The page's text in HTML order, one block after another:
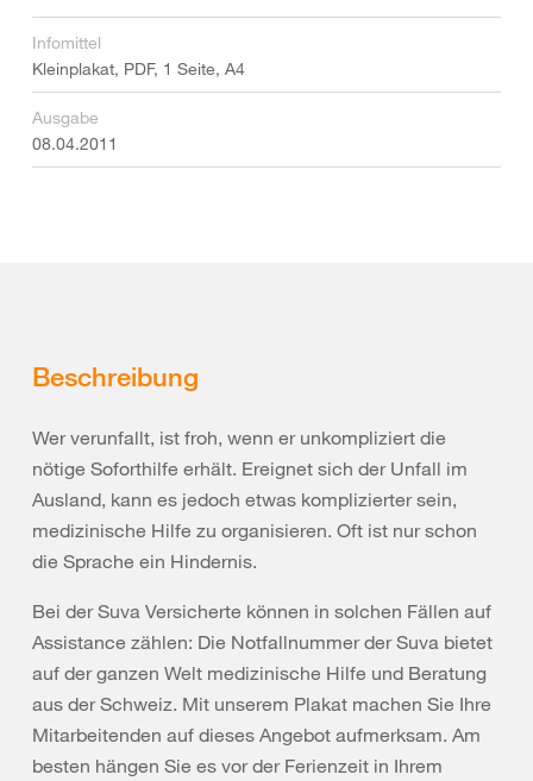
Infomittel
Kleinplakat, PDF, 1 Seite, A4
Ausgabe
08.04.2011
Beschreibung
Wer verunfallt, ist froh, wenn er unkompliziert die
nötige Soforthilfe erhält. Ereignet sich der Unfall im
Ausland, kann es jedoch etwas komplizierter sein,
medizinische Hilfe zu organisieren. Oft ist nur schon
die Sprache ein Hindernis.
Bei der Suva Versicherte können in solchen Fällen auf
Assistance zählen: Die Notfallnummer der Suva bietet
auf der ganzen Welt medizinische Hilfe und Beratung
aus der Schweiz. Mit unserem Plakat machen Sie Ihre
Mitarbeitenden auf dieses Angebot aufmerksam. Am
besten hängen Sie es vor der Ferienzeit in Ihrem